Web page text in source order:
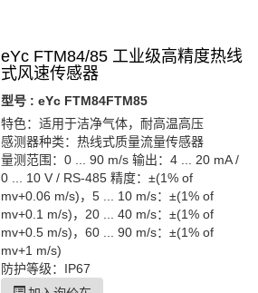
eYc FTM84/85 工业级高精度热线
式风速传感器
型号 : eYc FTM84FTM85
特色：适用于洁净气体，耐高温高压
感测器种类：热线式质量流量传感器
量测范围：0 ... 90 m/s 输出：4 ... 20 mA /
0 ... 10 V / RS-485 精度：±(1% of
mv+0.06 m/s)，5 ... 10 m/s：±(1% of
mv+0.1 m/s)，20 ... 40 m/s：±(1% of
mv+0.5 m/s)，60 ... 90 m/s：±(1% of
mv+1 m/s)
防护等级：IP67